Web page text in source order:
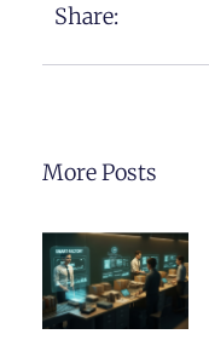
Share:
More Posts